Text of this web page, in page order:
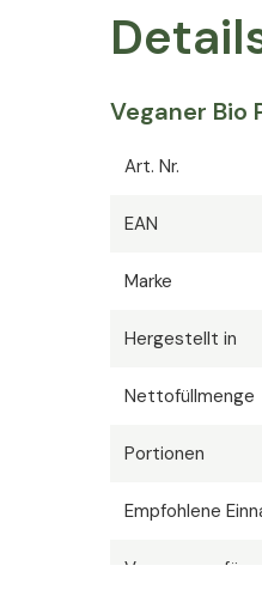
Veganer Bio
Art. Nr.
EAN
Marke
Hergestellt in
Nettofüllmenge
Portionen
Empfohlene
Versorgung für x